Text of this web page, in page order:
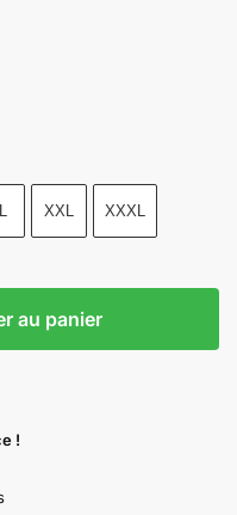
XXL XXXL
au panier
!